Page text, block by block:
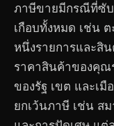
ภาษีขายมีกรณีที่ซับ
เกือบทั้งหมด เช่น
หนึ่งรายการและสิ
ราคาสินค้าของคุณ
ของรัฐ เขต และเ
ยกเว้นภาษี เช่น ส